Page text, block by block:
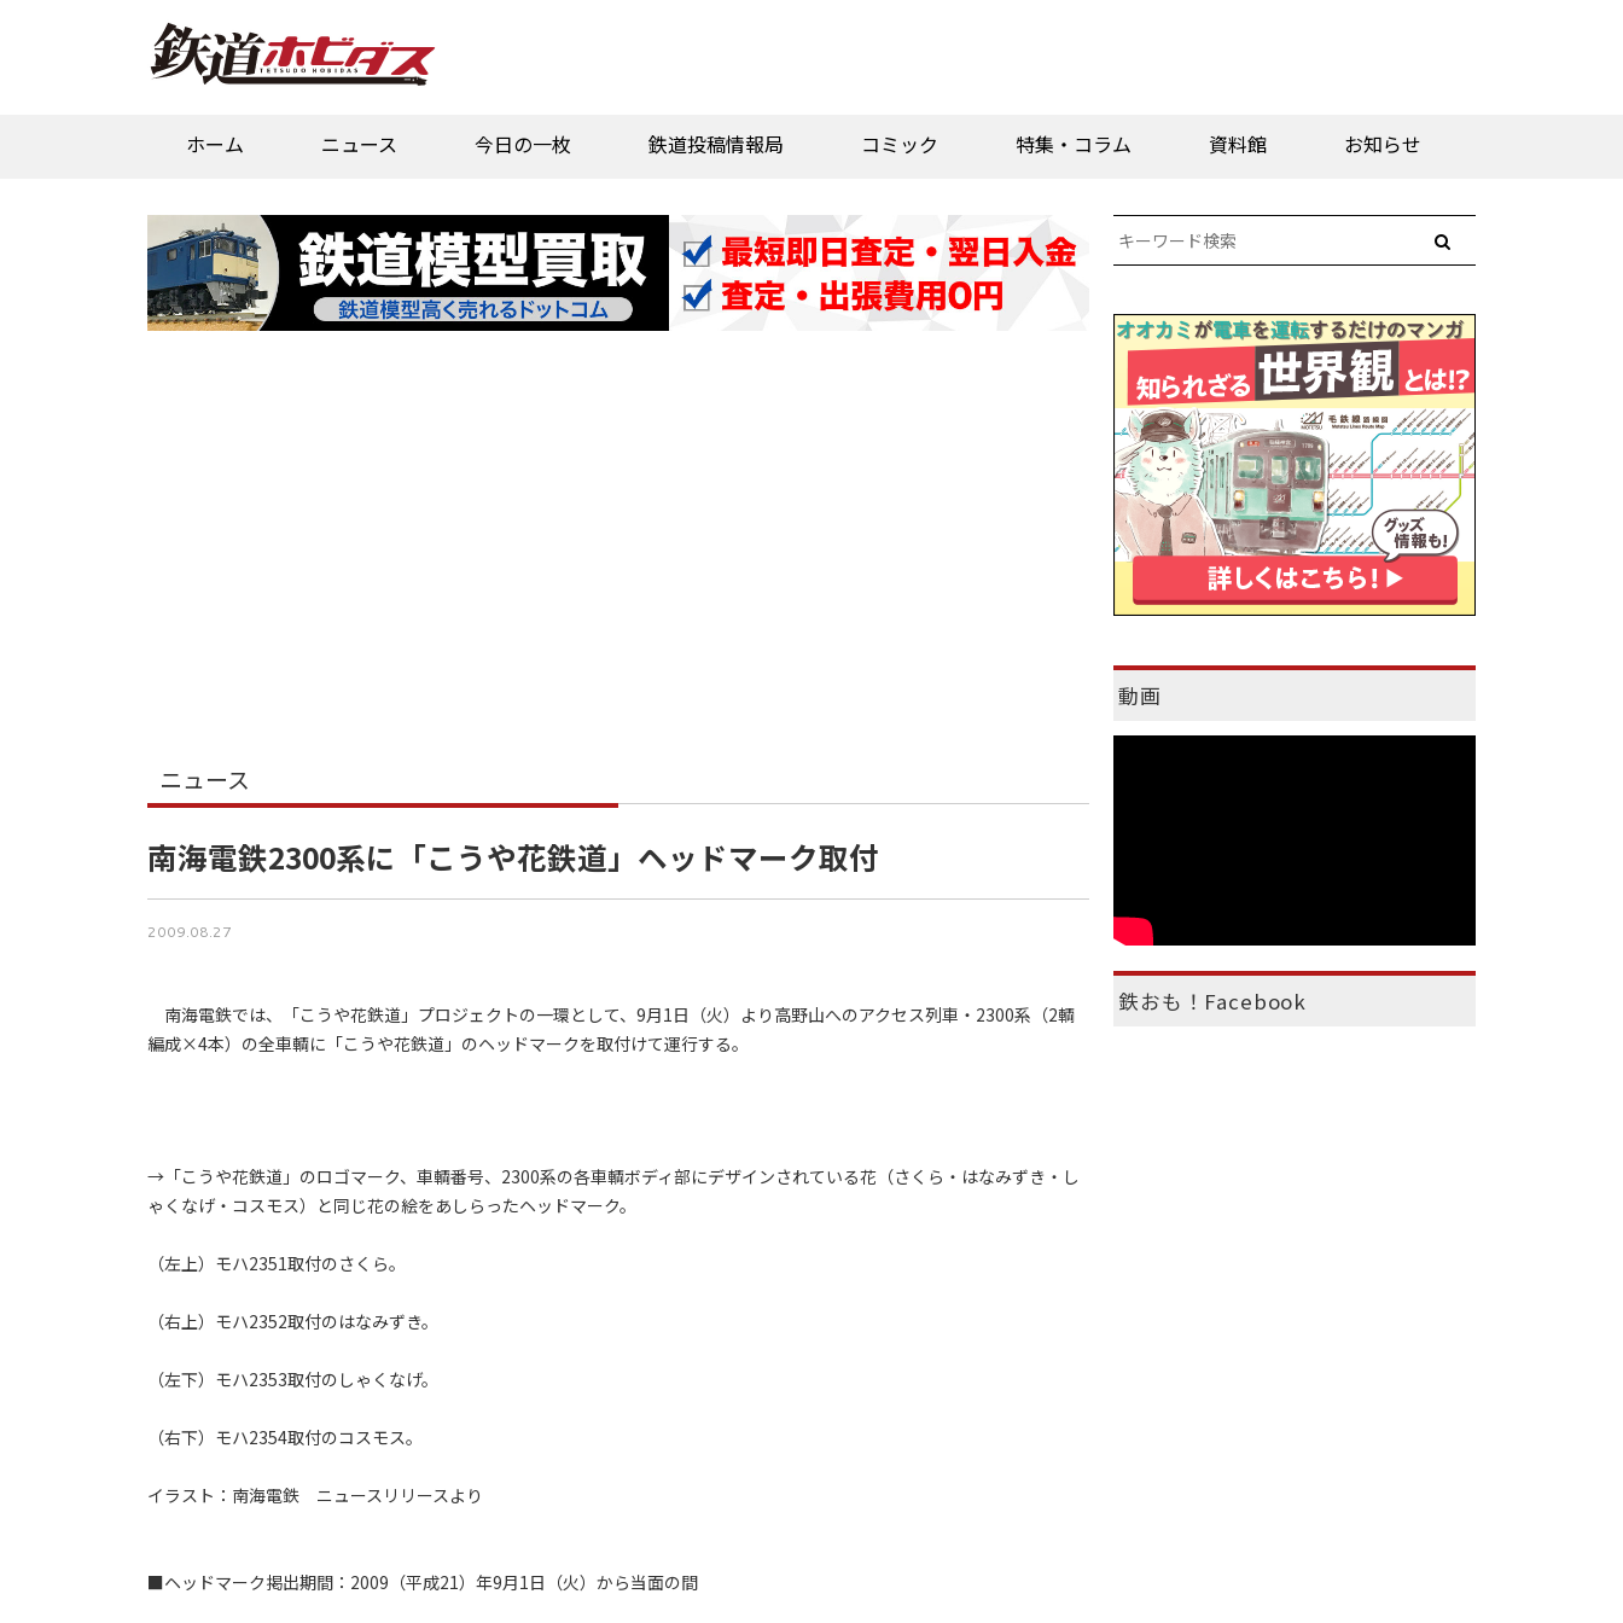
ホーム ニュース 今日の一枚 鉄道投稿情報局 コミック 特集・コラム 資料館 お知らせ
ニュース
南海電鉄2300系に「こうや花鉄道」ヘッドマーク取付
2009.08.27
南海電鉄では、「こうや花鉄道」プロジェクトの一環として、9月1日（火）より高野山へのアクセス列車・2300系（2輌
編成×4本）の全車輌に「こうや花鉄道」のヘッドマークを取付けて運行する。
→「こうや花鉄道」のロゴマーク、車輌番号、2300系の各車輌ボディ部にデザインされている花（さくら・はなみずき・し
ゃくなげ・コスモス）と同じ花の絵をあしらったヘッドマーク。
（左上）モハ2351取付のさくら。
（右上）モハ2352取付のはなみずき。
（左下）モハ2353取付のしゃくなげ。
（右下）モハ2354取付のコスモス。
イラスト：南海電鉄 ニュースリリースより
■ヘッドマーク掲出期間：2009（平成21）年9月1日（火）から当面の間
動画
鉄おも！Facebook